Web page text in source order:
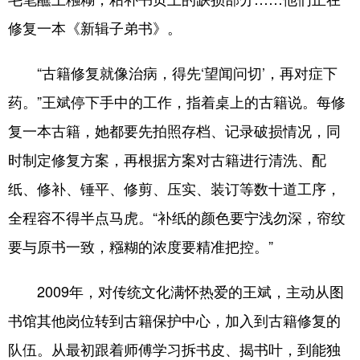
修复一本《新辑子弟书》。
“古籍修复就像治病，得先‘望闻问切’，再对症下
药。”王斌停下手中的工作，指着桌上的古籍说。每修
复一本古籍，她都要先拍照存档、记录破损情况，同
时制定修复方案，再根据方案对古籍进行清洗、配
纸、修补、锤平、修剪、压实、装订等数十道工序，
全程容不得半点马虎。“补纸的颜色要宁浅勿深，帘纹
要与原书一致，糨糊的浓度要精准把控。”
2009年，对传统文化满怀热爱的王斌，主动从图
书馆其他岗位转到古籍保护中心，加入到古籍修复的
队伍。从最初跟着师傅学习拆书皮、揭书叶，到能独